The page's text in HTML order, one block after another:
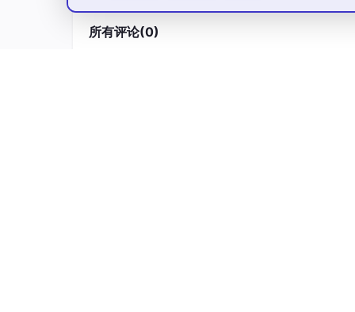
7、基于ECharts可视化技术搭建大数据可视化
果，实现数据可视化落地。
所有评论(0)